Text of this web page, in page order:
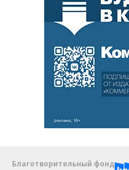
Благотворительный фонд